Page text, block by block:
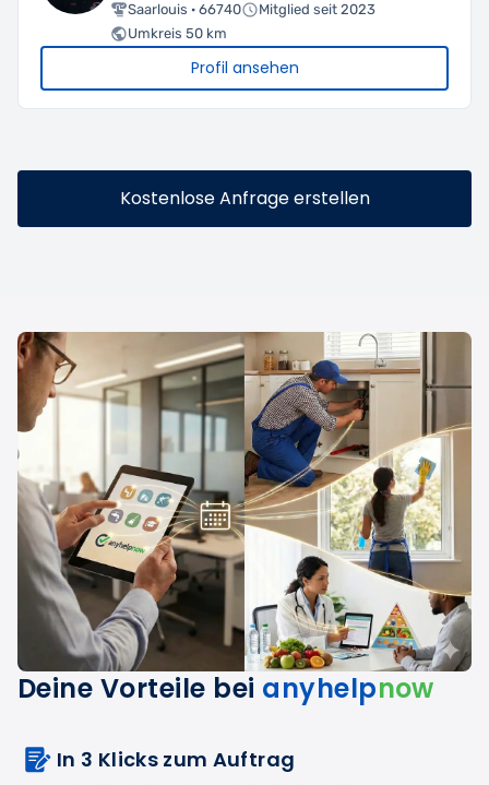
Saarlouis · 66740
Mitglied seit 2023
Umkreis 50 km
Profil ansehen
Kostenlose Anfrage erstellen
Deine Vorteile bei anyhelpnow
In 3 Klicks zum Auftrag